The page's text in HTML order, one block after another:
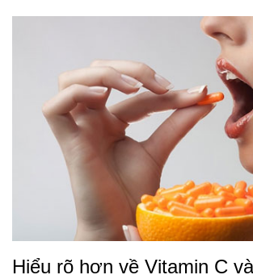
Hiểu rõ hơn về Vitamin C